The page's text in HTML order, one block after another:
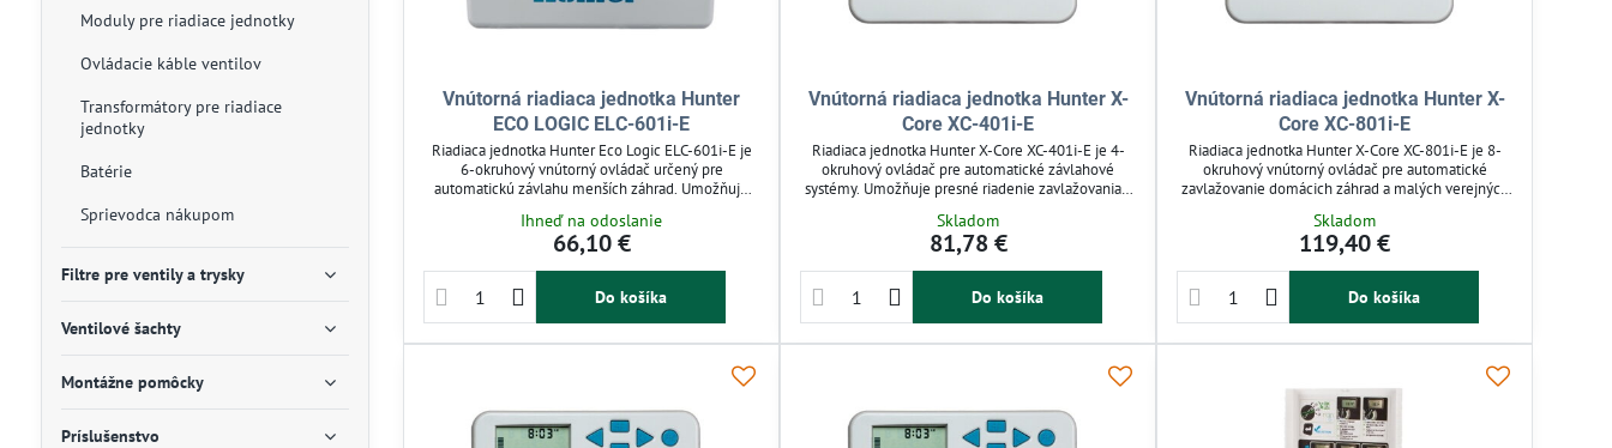
Vnútorná riadiaca jednotka Hunter
ECO LOGIC ELC-601i-E
Riadiaca jednotka Hunter Eco Logic ELC-601i-E je
6-okruhový vnútorný ovládač určený pre
automatickú závlahu menších záhrad. Umožňuje
podporuje pripojenie dažďového senzora na úsporu
vody. Je jednoduchý na programovanie a spoľahlivý
Ihneď na odoslanie
66,10 €
Do košíka
Vnútorná riadiaca jednotka Hunter X-
Core XC-401i-E
Riadiaca jednotka Hunter X-Core XC-401i-E je 4-
okruhový ovládač pre automatické závlahové
systémy. Umožňuje presné riadenie zavlažovania s
sezón. Podporuje dažďové senzory a ovládanie
čerpadla, čím šetrí vodu a zjednodušuje
záhrady a menšie verejné plochy.
Skladom
81,78 €
Do košíka
Vnútorná riadiaca jednotka Hunter X-
Core XC-801i-E
Riadiaca jednotka Hunter X-Core XC-801i-E je 8-
okruhový vnútorný ovládač pre automatické
zavlažovanie domácich záhrad a malých verejných
zavlažovacích cyklov a ovládanie
elektromagnetických ventilov. Podporuje dažďové
rast rastlín. Jednoduché programovanie na
prehľadnom displeji zvyšuje komfort používania.
Skladom
119,40 €
Do košíka
Moduly pre riadiace jednotky
Ovládacie káble ventilov
Transformátory pre riadiace
jednotky
Batérie
Sprievodca nákupom
Filtre pre ventily a trysky
Ventilové šachty
Montážne pomôcky
Príslušenstvo